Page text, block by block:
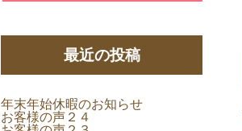
最近の投稿
年末年始休暇のお知らせ
お客様の声２４